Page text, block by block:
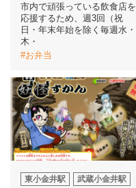
市内で頑張っている飲食店を
応援するため、週3回（祝
日・年末年始を除く毎週水・
木・
#お弁当
東小金井駅 武蔵小金井駅